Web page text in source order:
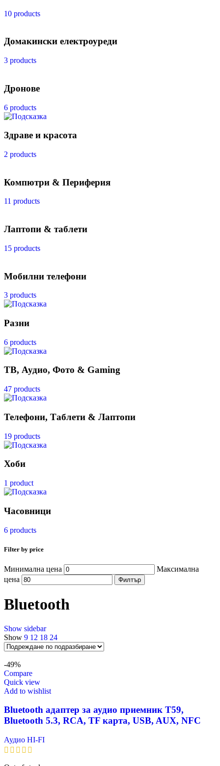
10 products
Домакински електроуреди
3 products
Дронове
6 products
Здраве и красота
2 products
Компютри & Периферия
11 products
Лаптопи & таблети
15 products
Мобилни телефони
3 products
Разни
6 products
ТВ, Аудио, Фото & Gaming
47 products
Телефони, Таблети & Лаптопи
19 products
Хоби
1 product
Часовници
6 products
Filter by price
Минимална цена
Максимална
цена
Филтър
Bluetooth
Show sidebar
Show 9 12 18 24
-49%
Compare
Quick view
Add to wishlist
Bluetooth адаптер за аудио приемник T59,
Bluetooth 5.3, RCA, TF карта, USB, AUX, NFC
Аудио HI-FI